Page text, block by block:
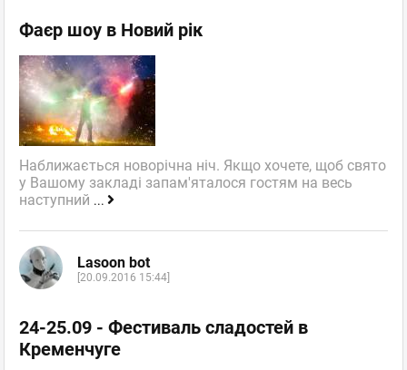
Фаєр шоу в Новий рік
Наближається новорічна ніч. Якщо хочете, щоб свято
у Вашому закладі запам'яталося гостям на весь
наступний ...
Lasoon bot
[20.09.2016 15:44]
24-25.09 - Фестиваль сладостей в
Кременчуге